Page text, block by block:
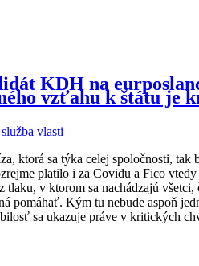
vzťahu k štátu je
služba vlasti
ktorá sa týka celej spoločnosti, tak
platilo i za Covidu a Fico
v ktorom sa nachádzajú
pomáhať. Kým tu nebude aspoň
sa ukazuje práve v kritických